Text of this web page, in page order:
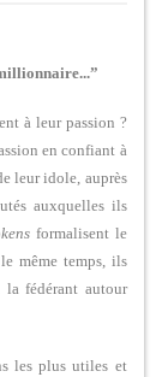
à leur passion ?
en confiant à
leur idole, auprès
auxquelles ils
formalisent le
même temps, ils
la fédérant autour
les plus utiles et